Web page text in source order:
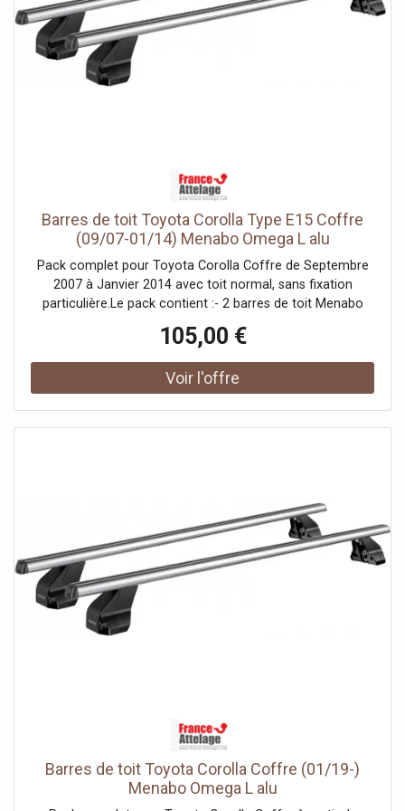
visuellement qu’il est correctement fermé.Le ,modèle
Force 3 L ,a été soumis à des tests stricts dépassant les
normes du secteur pour assurer la sécurité de vos
bagages, même sur les longs trajets.Son ,grand
Barres de toit Toyota Corolla Type E15 Coffre
(09/07-01/14) Menabo Omega L alu
Pack complet pour Toyota Corolla Coffre de Septembre
2007 à Janvier 2014 avec toit normal, sans fixation
particulière.Le pack contient :- 2 barres de toit Menabo
de fixation DLKIT19G permettant l'installation du
matériel.Toit normal :Le toit est "nu", c'est-à-dire qu'il ne
contient pas de point d'ancrage en particulier : aucune
barre longitudinale, aucun point de fixation... Un kit de
105,00 €
Barres de toit Toyota Corolla Coffre (01/19-)
Menabo Omega L alu